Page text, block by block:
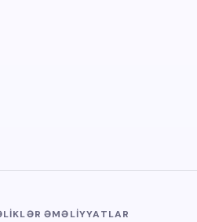
ƏMƏLİYYATLAR